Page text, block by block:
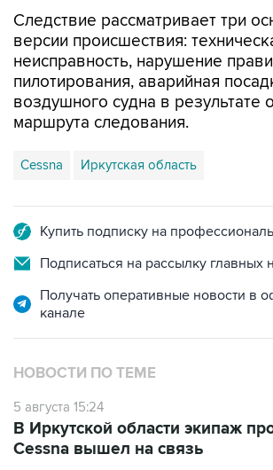
Следствие рассматривает три
версии происшествия:
неисправность, нарушение
пилотирования, аварийная
воздушного судна в результате
маршрута следования.
Cessna Иркутская область
Купить подписку на
Подписаться на рассылку главных
Получать оперативные новости в
канале
НОВОСТИ ПО ТЕМЕ
5 августа 15:24
В Иркутской области экипаж
Cessna вышел на связь